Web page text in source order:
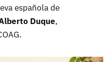
española de
Duque,